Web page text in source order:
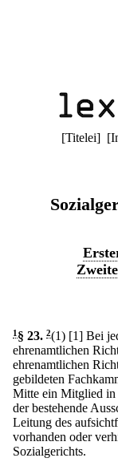
[Titelei] [
1 § 23. 2(1) [1] Bei
ehrenamtlichen
ehrenamtlichen
gebildeten
Mitte ein Mitglied in
der bestehende
Leitung des
vorhanden oder
Sozialgerichts.